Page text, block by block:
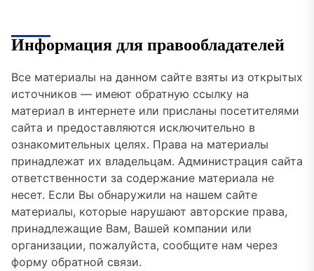
Информация для правообладателей
Все материалы на данном сайте взяты из открытых
источников — имеют обратную ссылку на
материал в интернете или присланы посетителями
сайта и предоставляются исключительно в
ознакомительных целях. Права на материалы
принадлежат их владельцам. Администрация сайта
ответственности за содержание материала не
несет. Если Вы обнаружили на нашем сайте
материалы, которые нарушают авторские права,
принадлежащие Вам, Вашей компании или
организации, пожалуйста, сообщите нам через
форму обратной связи.